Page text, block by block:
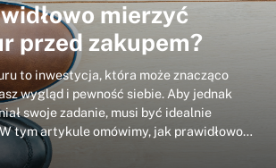
mierzyć
przed zakupem?
to inwestycja, która może znacząco
wygląd i pewność siebie. Aby jednak
swoje zadanie, musi być idealnie
tym artykule omówimy, jak prawidłowo…